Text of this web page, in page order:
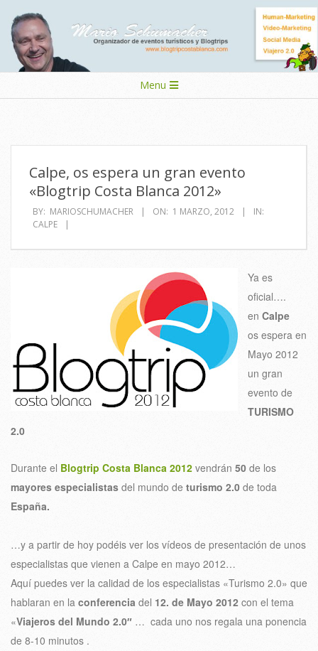
content
Navigation
Menu
Calpe, os espera un gran evento
«Blogtrip Costa Blanca 2012»
BY: MARIOSCHUMACHER ON: 1 MARZO, 2012
IN:
CALPE
Ya es
oficial….
en Calpe
os espera en
Mayo 2012
un gran
evento de
TURISMO
2.0
Durante el Blogtrip Costa Blanca 2012 vendrán 50 de los
mayores especialistas del mundo de turismo 2.0 de toda
España.
…y a partir de hoy podéis ver los vídeos de presentación de unos
especialistas que vienen a Calpe en mayo 2012…
Aquí puedes ver la calidad de los especialistas «Turismo 2.0» que
hablaran en la conferencia del 12. de Mayo 2012 con el tema
«Viajeros del Mundo 2.0″ … cada uno nos regala una ponencia
de 8-10 minutos .